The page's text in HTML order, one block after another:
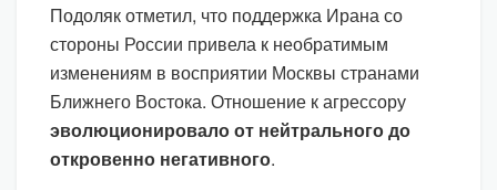
Подоляк отметил, что поддержка Ирана со
стороны России привела к необратимым
изменениям в восприятии Москвы странами
Ближнего Востока. Отношение к агрессору
эволюционировало от нейтрального до
откровенно негативного.